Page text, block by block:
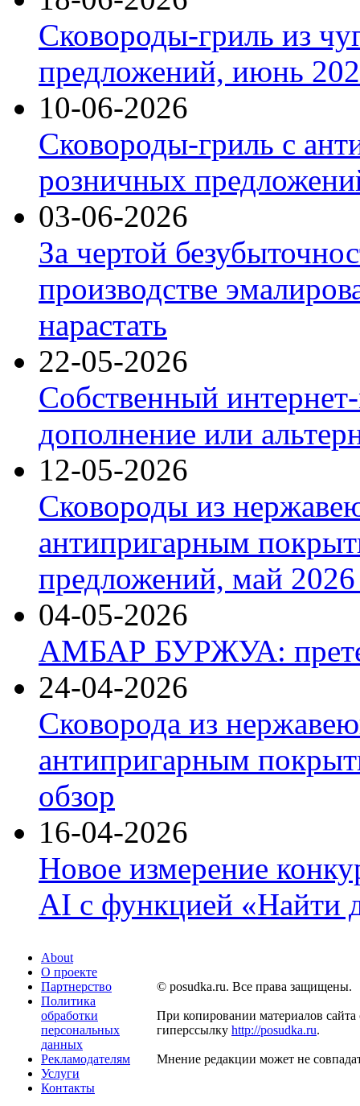
Сковороды-гриль из
предложений, июнь
10-06-2026
Сковороды-гриль с
розничных
03-06-2026
За чертой
производстве
нарастать
22-05-2026
Собственный
дополнение или
12-05-2026
Сковороды из
антипригарным
предложений, май 2026
04-05-2026
АМБАР БУРЖУА:
24-04-2026
Сковорода из
антипригарным
обзор
16-04-2026
Новое измерение
AI с функцией «Найти
About
О проекте
Партнерство
Политика
обработки
персональных
данных
Рекламодателям
Услуги
Контакты
© posudka.ru. Все права защищены.
При копировании материалов сайта
гиперссылку http://posudka.ru.
Мнение редакции может не